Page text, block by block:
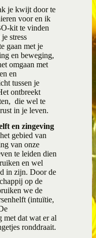
je kwijt door te
voor en ik
kit te vinden
stress
gaan met je
en beweging,
omgaan met
en
tussen je
ontbreekt
die wel te
in je leven.
en zingeving
gebied van
van onze
te leiden dien
en wel
in zijn. Door de
op de
we de
(intuïtie,
met dat wat er al
ronddraait.